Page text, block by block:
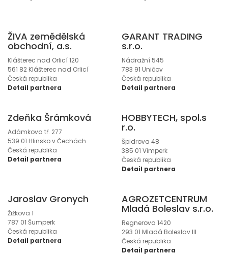
ŽIVA zemědělská
obchodní, a.s.
Klášterec nad Orlicí 120
561 82 Klášterec nad Orlicí
Česká republika
Detail partnera
GARANT TRADING
s.r.o.
Nádražní 545
783 91 Uničov
Česká republika
Detail partnera
Zdeňka Šrámková
Adámkova tř. 277
539 01 Hlinsko v Čechách
Česká republika
Detail partnera
HOBBYTECH, spol.s
r.o.
Špidrova 48
385 01 Vimperk
Česká republika
Detail partnera
Jaroslav Gronych
Žižkova 1
787 01 Šumperk
Česká republika
Detail partnera
AGROZETCENTRUM
Mladá Boleslav s.r.o.
Regnerova 1420
293 01 Mladá Boleslav lII
Česká republika
Detail partnera